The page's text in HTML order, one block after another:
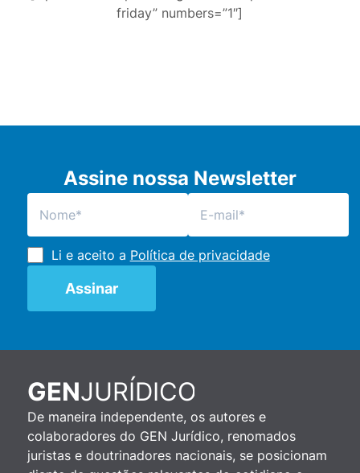
friday” numbers=”1″]
Assine nossa Newsletter
Li e aceito a Política de privacidade
GENJURÍDICO
De maneira independente, os autores e
colaboradores do GEN Jurídico, renomados
juristas e doutrinadores nacionais, se posicionam